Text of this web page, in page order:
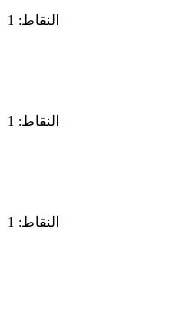
النقاط: 1
النقاط: 1
النقاط: 1